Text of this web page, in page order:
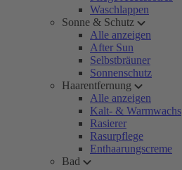
Waschlappen
Sonne & Schutz
Alle anzeigen
After Sun
Selbstbräuner
Sonnenschutz
Haarentfernung
Alle anzeigen
Kalt- & Warmwachs
Rasierer
Rasurpflege
Enthaarungscreme
Bad